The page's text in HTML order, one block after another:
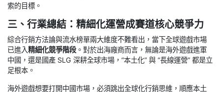
索的目標。
三、行業總結：精細化運營成賽道核心競爭力
綜合行銷方法論與流水榜單兩大維度不難看出，當下全球遊戲市場
已進入精細化競爭階段。對於出海廠商而言，無論是海外遊戲進軍
中國，還是國產 SLG 深耕全球市場，“本土化” 與 “長線運營” 都是立
足根本。
海外遊戲想要打開中國市場，必須跳出全球化行銷思維，順應本土